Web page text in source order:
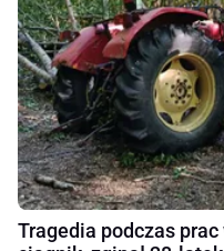
Tragedia podczas